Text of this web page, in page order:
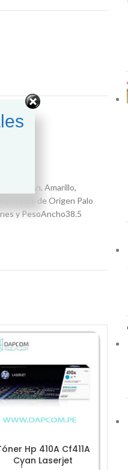
Cyan, Amarillo,
País de Origen Palo
y PesoAncho38.5
Hp 410A Cf411A
Cyan Laserjet